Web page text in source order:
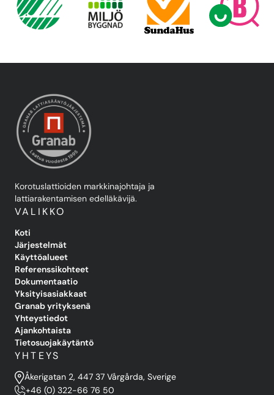
Korotuslattioiden markkinajohtaja ja
lattiarakentamisen edelläkävijä.
VALIKKO
Koti
Järjestelmät
Käyttöalueet
Referenssikohteet
Dokumentaatio
Yksityisasiakkaat
Granab yrityksenä
Yhteystiedot
Ajankohtaista
Tietosuojakäytäntö
YHTEYS
Åkerigatan 2, 447 37 Vårgårda, Sverige
+46 (0) 322-66 76 50